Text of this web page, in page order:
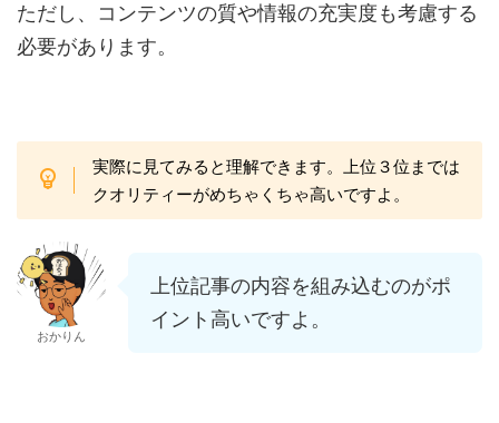
ただし、コンテンツの質や情報の充実度も考慮する
必要があります。
実際に見てみると理解できます。上位３位までは
クオリティーがめちゃくちゃ高いですよ。
おかりん
上位記事の内容を組み込むのがポ
イント高いですよ。